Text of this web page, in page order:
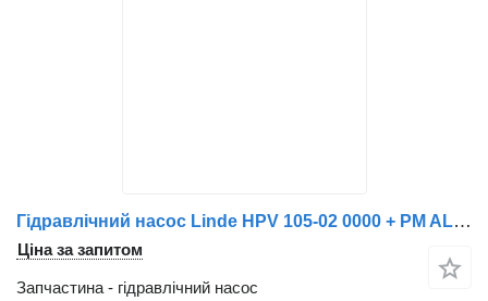
Гідравлічний насос Linde HPV 105-02 0000 + PM AL HPI zesp.2x до прибиральної машини Schmidt 42 101T
Ціна за запитом
Запчастина - гідравлічний насос